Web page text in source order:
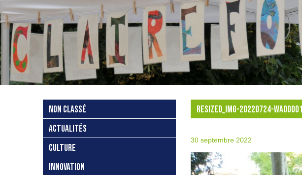
NON CLASSÉ
ACTUALITÉS
CULTURE
INNOVATION
RESIZED_IMG-20220724-WA00001
30 septembre 2022